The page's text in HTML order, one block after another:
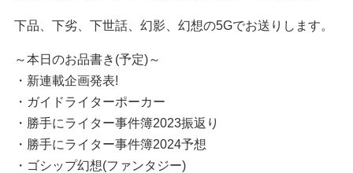
下品、下劣、下世話、幻影、幻想の5Gでお送りします。
～本日のお品書き(予定)～
・新連載企画発表!
・ガイドライターポーカー
・勝手にライター事件簿2023振返り
・勝手にライター事件簿2024予想
・ゴシップ幻想(ファンタジー)